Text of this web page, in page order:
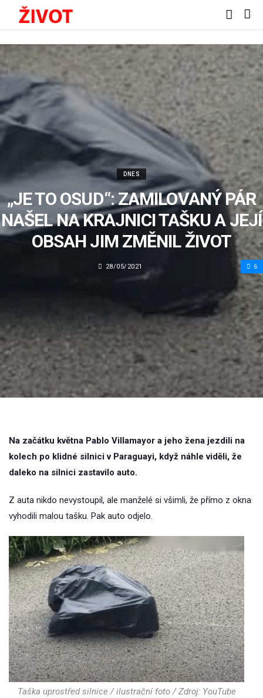
DNES
„JE TO OSUD“: ZAMILOVANÝ PÁR
NAŠEL NA KRAJNICI TAŠKU A JEJÍ
OBSAH JIM ZMĚNIL ŽIVOT
28/05/2021 6
Na začátku května Pablo Villamayor a jeho žena jezdili na
kolech po klidné silnici v Paraguayi, když náhle viděli, že
daleko na silnici zastavilo auto.
Z auta nikdo nevystoupil, ale manželé si všimli, že přímo z okna
vyhodili malou tašku. Pak auto odjelo.
Taška uprostřed silnice / ilustrační foto / Zdroj: YouTube